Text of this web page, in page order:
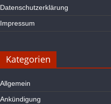
Datenschutzerklärung
Impressum
Kategorien
Allgemein
Ankündigung